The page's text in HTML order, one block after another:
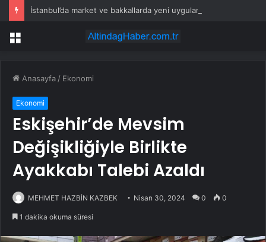
Menü
Anasayfa / Ekonomi
Ekonomi
Eskişehir’de Mevsim
Değişikliğiyle Birlikte
Ayakkabı Talebi Azaldı
MEHMET HAZBİN KAZBEK Nisan 30, 2024 0 0
1 dakika okuma süresi